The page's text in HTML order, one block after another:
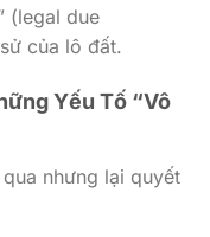
(legal due
của lô đất.
Yếu Tố “Vô
nhưng lại quyết